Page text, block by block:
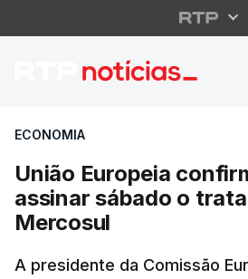
União
ECONOMIA
União Europeia
assinar sábado o
Mercosul
A presidente da Comissão